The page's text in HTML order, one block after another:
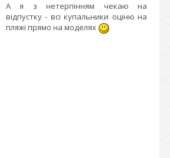
А я з нетерпінням чекаю на
відпустку - всі купальники оціню на
пляжі прямо на моделях